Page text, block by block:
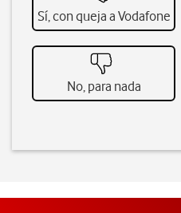
Sí, con queja a Vodafone
No, para nada